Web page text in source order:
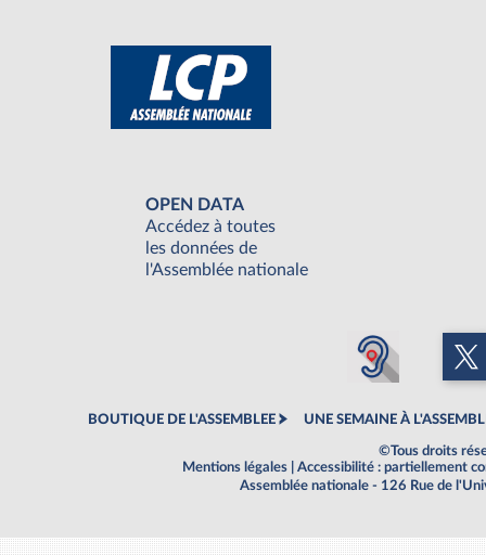
OPEN DATA
Accédez à toutes
les données de
l'Assemblée nationale
BOUTIQUE DE L'ASSEMBLEE UNE SEMAINE À
©Tous droits
Mentions légales
Accessibilité : partiellement
Assemblée nationale - 126 Rue de